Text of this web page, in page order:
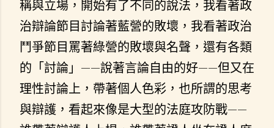
稱與立場，開始有了不同的說法，我看著政
治辯論節目討論著藍營的敗壞，我看著政治
鬥爭節目罵著綠營的敗壞與名聲，還有各類
的「討論」——說著言論自由的好——但又在
理性討論上，帶著個人色彩，也所謂的思考
與辯護，看起來像是大型的法庭攻防戰——